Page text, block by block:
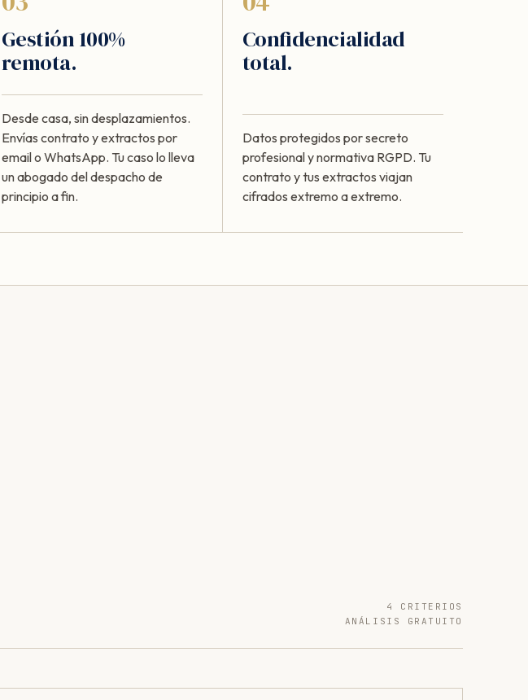
Gestión 100%
remota.
Desde casa, sin desplazamientos.
Envías contrato y extractos por
email o WhatsApp. Tu caso lo lleva
un abogado del despacho de
principio a fin.
Confidencialidad
total.
Datos protegidos por secreto
profesional y normativa RGPD. Tu
contrato y tus extractos viajan
cifrados extremo a extremo.
4 CRITERIOS
ANÁLISIS GRATUITO